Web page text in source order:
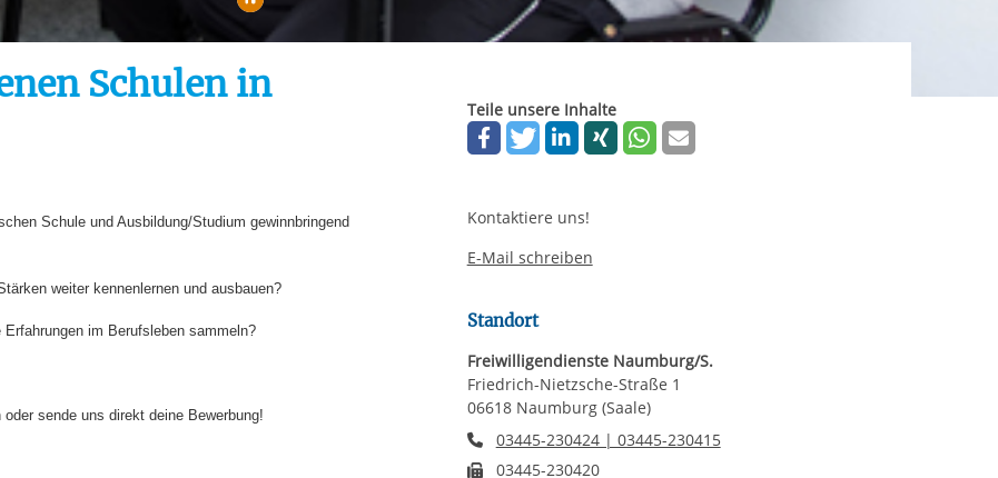
Automatische Wiedergabe starten/stoppen
Schulen in
Schule und Ausbildung/Studium gewinnbringend
weiter kennenlernen und ausbauen?
im Berufsleben sammeln?
sende uns direkt deine Bewerbung!
Teile unsere Inhalte
Kontaktiere uns!
E-Mail schreiben
Standort
Freiwilligendienste Naumburg/S.
Friedrich-Nietzsche-Straße 1
06618 Naumburg (Saale)
Telefonnummer
03445-230424 | 03445-230415
Faxnummer
03445-230420